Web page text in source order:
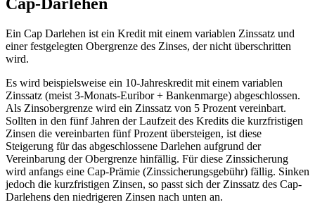
Ein Cap Darlehen ist ein Kredit mit einem variablen Zinssatz und
einer festgelegten Obergrenze des Zinses, der nicht überschritten
wird.
Es wird beispielsweise ein 10-Jahreskredit mit einem variablen
Zinssatz (meist 3-Monats-Euribor + Bankenmarge) abgeschlossen.
Als Zinsobergrenze wird ein Zinssatz von 5 Prozent vereinbart.
Sollten in den fünf Jahren der Laufzeit des Kredits die kurzfristigen
Zinsen die vereinbarten fünf Prozent übersteigen, ist diese
Steigerung für das abgeschlossene Darlehen aufgrund der
Vereinbarung der Obergrenze hinfällig. Für diese Zinssicherung
wird anfangs eine Cap-Prämie (Zinssicherungsgebühr) fällig. Sinken
jedoch die kurzfristigen Zinsen, so passt sich der Zinssatz des Cap-
Darlehens den niedrigeren Zinsen nach unten an.